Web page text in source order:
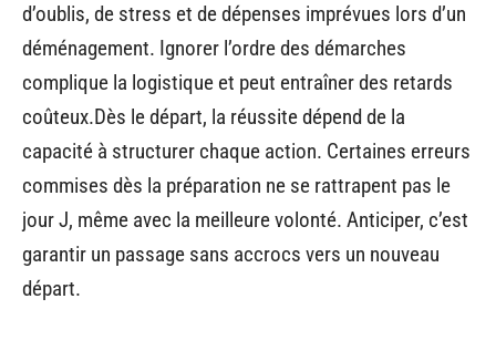
d’oublis, de stress et de dépenses imprévues lors d’un
déménagement. Ignorer l’ordre des démarches
complique la logistique et peut entraîner des retards
coûteux.Dès le départ, la réussite dépend de la
capacité à structurer chaque action. Certaines erreurs
commises dès la préparation ne se rattrapent pas le
jour J, même avec la meilleure volonté. Anticiper, c’est
garantir un passage sans accrocs vers un nouveau
départ.